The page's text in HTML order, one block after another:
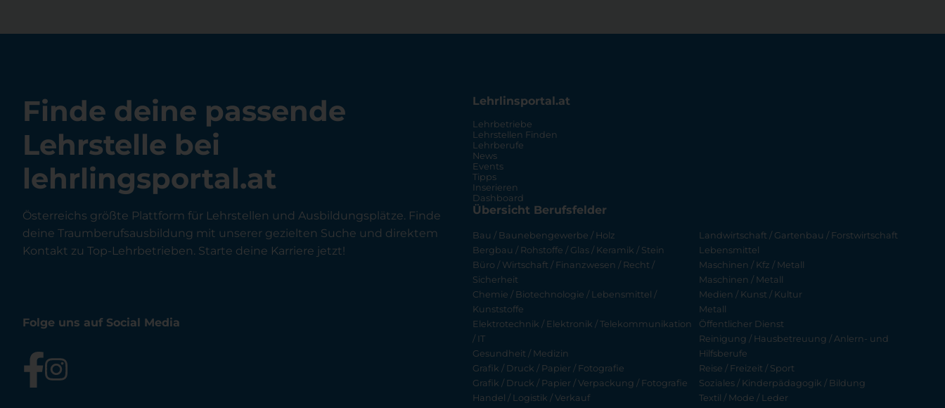
Finde deine passende
Lehrstelle bei
lehrlingsportal.at
Österreichs größte Plattform für Lehrstellen und Ausbildungsplätze. Finde
deine Traumberufsausbildung mit unserer gezielten Suche und direktem
Kontakt zu Top-Lehrbetrieben. Starte deine Karriere jetzt!
Folge uns auf Social Media
Lehrlinsportal.at
Lehrbetriebe
Lehrstellen Finden
Lehrberufe
News
Events
Tipps
Inserieren
Dashboard
Übersicht Berufsfelder
Bau / Baunebengewerbe / Holz
Bergbau / Rohstoffe / Glas / Keramik / Stein
Büro / Wirtschaft / Finanzwesen / Recht /
Sicherheit
Chemie / Biotechnologie / Lebensmittel /
Kunststoffe
Elektrotechnik / Elektronik / Telekommunikation
/ IT
Gesundheit / Medizin
Grafik / Druck / Papier / Fotografie
Grafik / Druck / Papier / Verpackung / Fotografie
Handel / Logistik / Verkauf
Landwirtschaft / Gartenbau / Forstwirtschaft
Lebensmittel
Maschinen / Kfz / Metall
Maschinen / Metall
Medien / Kunst / Kultur
Metall
Öffentlicher Dienst
Reinigung / Hausbetreuung / Anlern- und
Hilfsberufe
Reise / Freizeit / Sport
Soziales / Kinderpädagogik / Bildung
Textil / Mode / Leder